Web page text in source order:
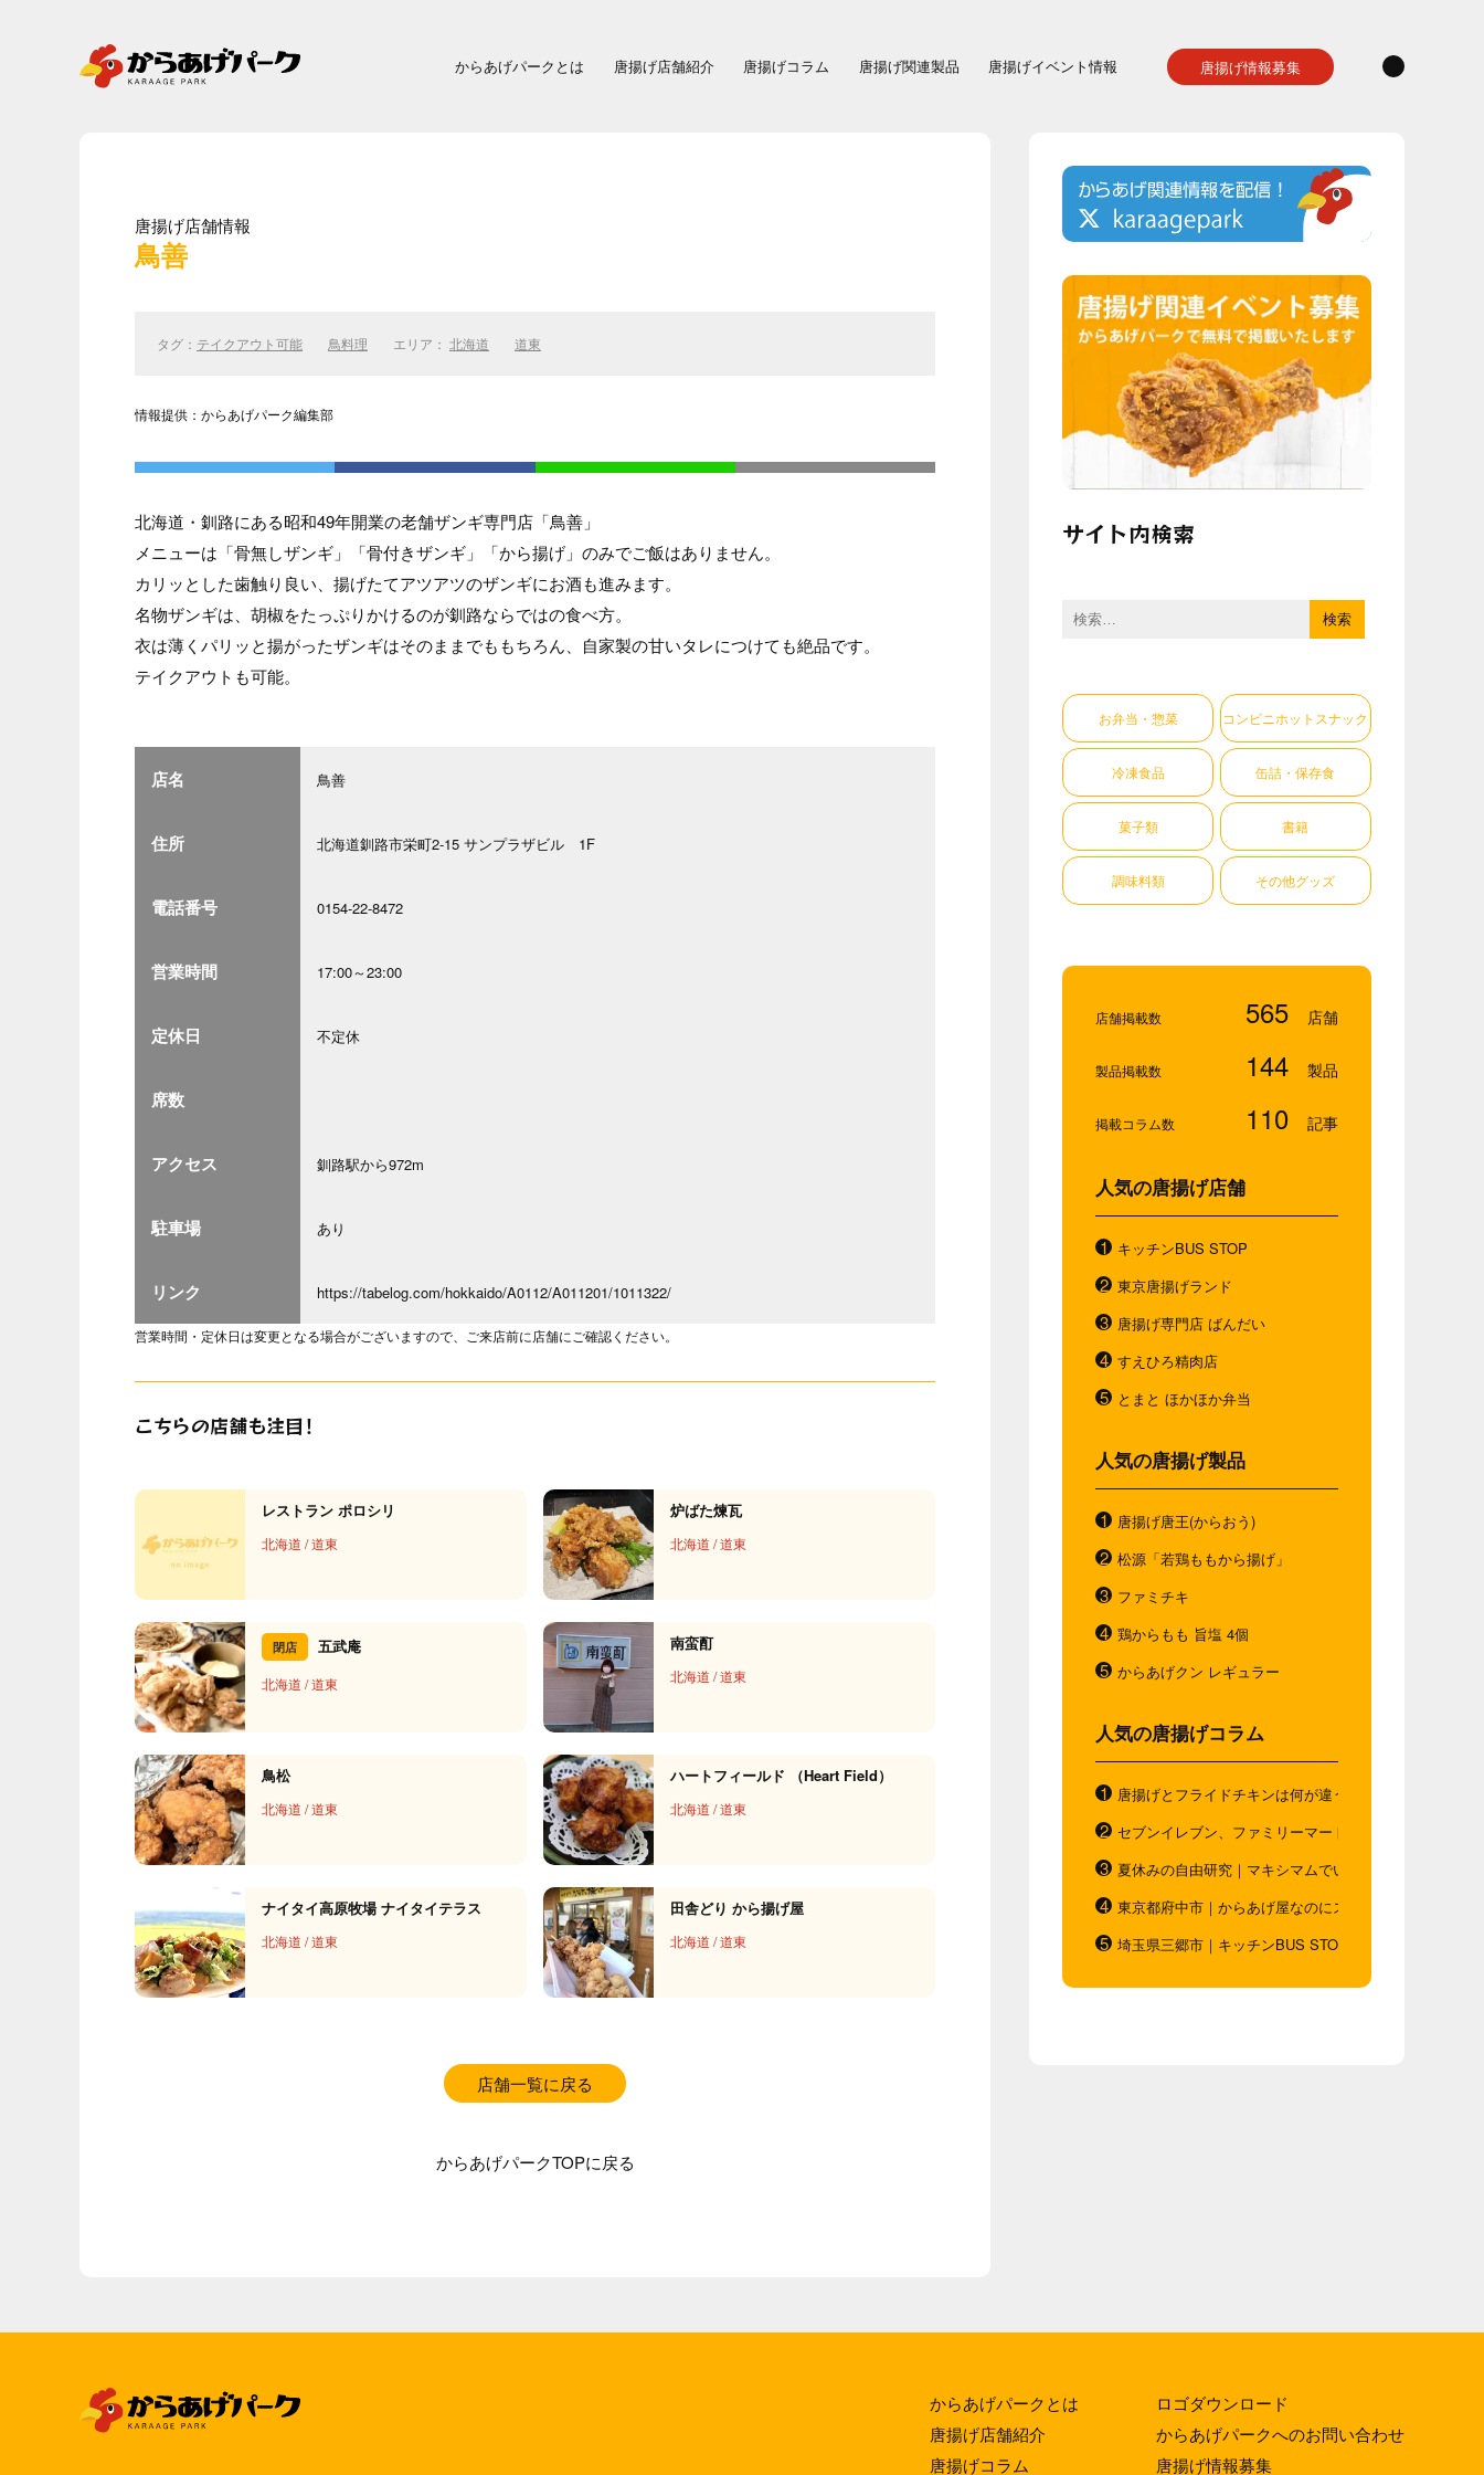
からあげパークとは 唐揚げ店舗紹介 唐揚げコラム 唐揚げ関連製品 唐揚げイベント情報 唐揚げ情報募集
唐揚げ店舗情報
鳥善
タグ： テイクアウト可能 鳥料理 エリア： 北海道 道東
情報提供：からあげパーク編集部
北海道・釧路にある昭和49年開業の老舗ザンギ専門店「鳥善」
メニューは「骨無しザンギ」「骨付きザンギ」「から揚げ」のみでご飯はありません。
カリッとした歯触り良い、揚げたてアツアツのザンギにお酒も進みます。
名物ザンギは、胡椒をたっぷりかけるのが釧路ならではの食べ方。
衣は薄くパリッと揚がったザンギはそのままでももちろん、自家製の甘いタレにつけても絶品です。
テイクアウトも可能。
店名 鳥善
住所 北海道釧路市栄町2-15 サンプラザビル 1F
電話番号 0154-22-8472
営業時間 17:00～23:00
定休日 不定休
席数
アクセス 釧路駅から972m
駐車場 あり
リンク https://tabelog.com/hokkaido/A0112/A011201/1011322/
営業時間・定休日は変更となる場合がございますので、ご来店前に店舗にご確認ください。
こちらの店舗も注目！
レストラン ポロシリ
北海道 /道東
炉ばた煉瓦
北海道 /道東
閉店 五武庵
北海道 /道東
南蛮酊
北海道 /道東
鳥松
北海道 /道東
ハートフィールド （Heart Field）
北海道 /道東
ナイタイ高原牧場 ナイタイテラス
北海道 /道東
田舎どり から揚げ屋
北海道 /道東
店舗一覧に戻る
からあげパークTOPに戻る
サイト内検索
検
お弁当・惣菜 コンビニホットスナック
冷凍食品 缶詰・保存食
菓子類 書籍
調味料類 その他グッズ
店舗掲載数 565
製品掲載数 144
掲載コラム数 110
人気の唐揚げ店舗
キッチンBUS STOP
東京唐揚げランド
唐揚げ専門店 ばんだい
すえひろ精肉店
とまと ほかほか弁当
人気の唐揚げ製品
唐揚げ唐王(からおう)
松源「若鶏ももから揚げ」
ファミチキ
鶏からもも 旨塩 4個
からあげクン レギュラー
人気の唐揚げコラム
唐揚げとフライドチキンは何が違う？唐揚げと"唐揚げ
セブンイレブン、ファミリーマート、ローソン。コン
夏休みの自由研究｜マキシマムでいつもと違う唐揚げを
東京都府中市｜からあげ屋なのにスムージー｜ダシベ
埼玉県三郷市｜キッチンBUS STOP｜お弁当の概念を
からあげパークとは
唐揚げ店舗紹介
唐揚げコラム
ロゴダウンロード
からあげパークへのお問い合わせ
唐揚げ情報募集